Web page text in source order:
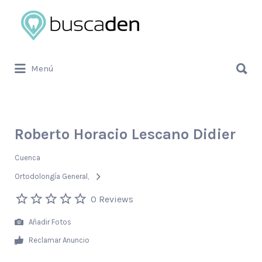
Buscar
por:
Menú
por:
Roberto Horacio Lescano Didier
Cuenca
Ortodolongía General
0 Reviews
Añadir Fotos
Reclamar Anuncio